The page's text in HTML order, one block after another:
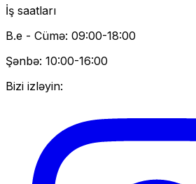
İş saatları
B.e - Cümə: 09:00-18:00
Şənbə: 10:00-16:00
Bizi izləyin: